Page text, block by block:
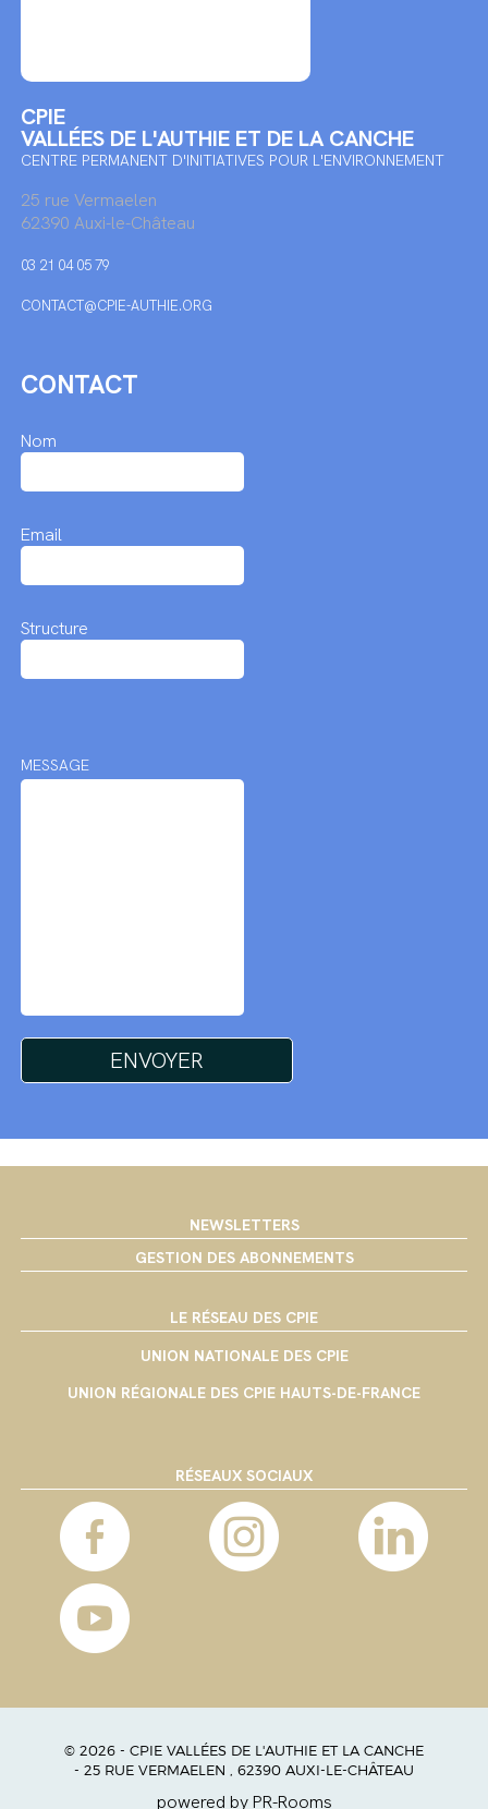
CPIE
VALLÉES DE L'AUTHIE ET DE LA CANCHE
CENTRE PERMANENT D'INITIATIVES POUR L'ENVIRONNEMENT
25 rue Vermaelen
62390 Auxi-le-Château
03 21 04 05 79
CONTACT@CPIE-AUTHIE.ORG
CONTACT
Nom
Email
Structure
MESSAGE
NEWSLETTERS
GESTION DES ABONNEMENTS
LE RÉSEAU DES CPIE
UNION NATIONALE DES CPIE
UNION RÉGIONALE DES CPIE HAUTS-DE-FRANCE
RÉSEAUX SOCIAUX
© 2026 - CPIE VALLÉES DE L'AUTHIE ET LA CANCHE
- 25 RUE VERMAELEN , 62390 AUXI-LE-CHÂTEAU
powered by PR-Rooms